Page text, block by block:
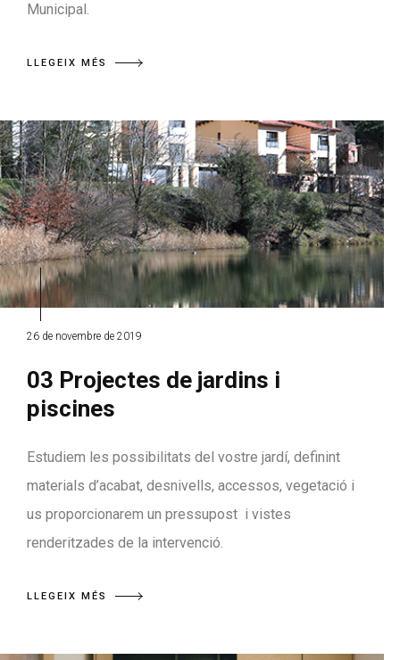
Municipal.
LLEGEIX MÉS
26 de novembre de 2019
03 Projectes de jardins i
piscines
Estudiem les possibilitats del vostre jardí, definint
materials d’acabat, desnivells, accessos, vegetació i
us proporcionarem un pressupost i vistes
renderitzades de la intervenció.
LLEGEIX MÉS